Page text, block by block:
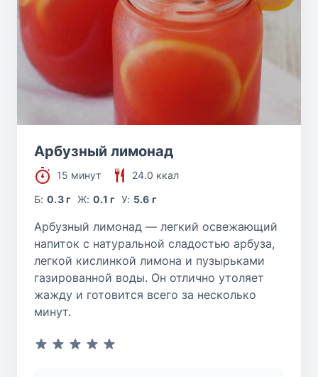
Арбузный лимонад
15 минут
24.0 ккал
Б:0.3 г Ж: 0.1 г У: 5.6 г
Арбузный лимонад — легкий освежающий
напиток с натуральной сладостью арбуза,
легкой кислинкой лимона и пузырьками
газированной воды. Он отлично утоляет
жажду и готовится всего за несколько
минут.